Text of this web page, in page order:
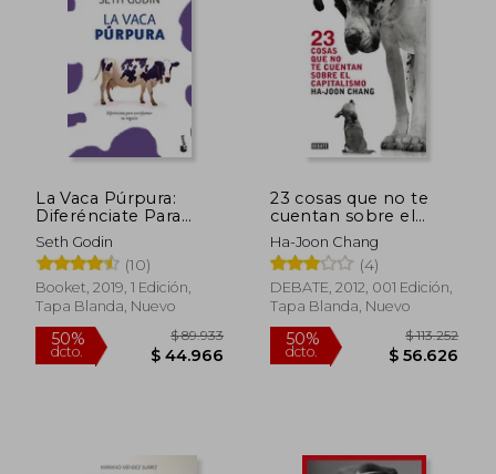
$ 76.031 dcto.
La Vaca Púrpura:
Diferénciate Para
Transformar Tu
Negocio
Seth Godin
(10)
Booket, 2019, 1 Edición,
Tapa Blanda, Nuevo
23 cosas que no te
cuentan sobre el
capitalismo
Ha-Joon Chang
(4)
DEBATE, 2012, 001 Edición,
Tapa Blanda, Nuevo